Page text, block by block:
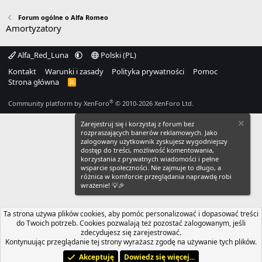
Forum ogólne o Alfa Romeo
Amortyzatory
Alfa_Red_Luna
Polski (PL)
Kontakt
Warunki i zasady Polityka prywatności
Pomoc
Strona główna
R
Community platform by XenForo® © 2010-2026 XenForo Ltd.
Zarejestruj się i korzystaj z forum bez
rozpraszających banerów reklamowych. Jako
zalogowany użytkownik zyskujesz wygodniejszy
dostęp do treści, możliwość komentowania,
korzystania z prywatnych wiadomości i pełne
wsparcie społeczności. Nie zajmuje to długo, a
różnica w komforcie przeglądania naprawdę robi
wrażenie! 💡🎉
Ta strona używa plików cookies, aby pomóc personalizować i dopasować treści
do Twoich potrzeb. Cookies pozwalają też pozostać zalogowanym, jeśli
zdecydujesz się zarejestrować.
Kontynuując przeglądanie tej strony wyrażasz zgodę na używanie tych plików.
Akceptuję
Dowiedz się więcej...